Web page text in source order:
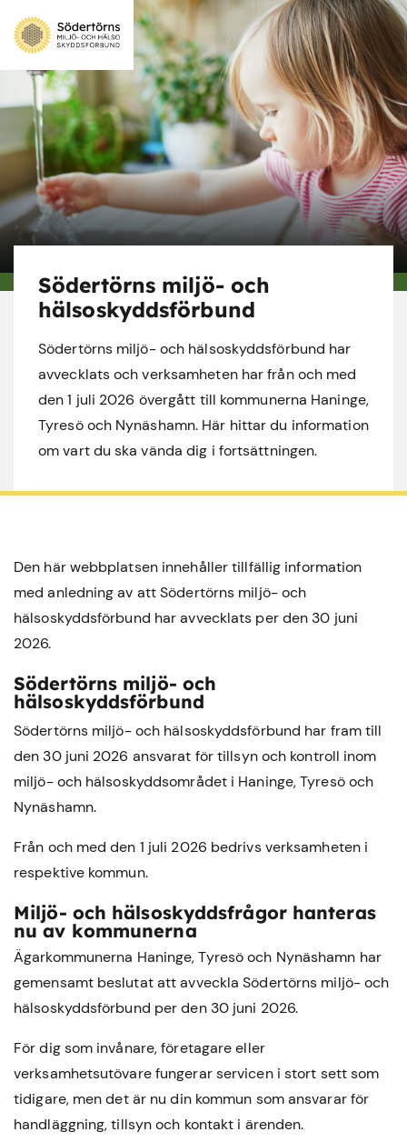
Södertörns miljö- och
hälsoskyddsförbund
Södertörns miljö- och hälsoskyddsförbund har
avvecklats och verksamheten har från och med
den 1 juli 2026 övergått till kommunerna Haninge,
Tyresö och Nynäshamn. Här hittar du information
om vart du ska vända dig i fortsättningen.
Den här webbplatsen innehåller tillfällig information
med anledning av att Södertörns miljö- och
hälsoskyddsförbund har avvecklats per den 30 juni
2026.
Södertörns miljö- och
hälsoskyddsförbund
Södertörns miljö- och hälsoskyddsförbund har fram till
den 30 juni 2026 ansvarat för tillsyn och kontroll inom
miljö- och hälsoskyddsområdet i Haninge,Tyresöoch
Nynäshamn.
Från och med den 1 juli 2026 bedrivs verksamheten i
respektive kommun.
Miljö- och hälsoskyddsfrågor hanteras
nu av kommunerna
Ägarkommunerna Haninge, Tyresö och Nynäshamn har
gemensamt beslutat att avveckla Södertörns miljö- och
hälsoskyddsförbund per den 30 juni 2026.
För dig som invånare, företagare eller
verksamhetsutövare fungerar servicen i stort sett som
tidigare, men det är nu din kommun som ansvarar för
handläggning, tillsyn och kontakt i ärenden.